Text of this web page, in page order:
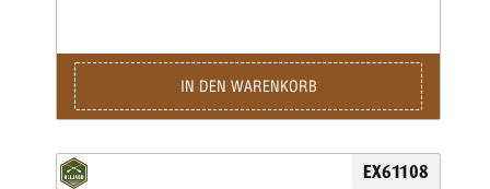
IN DEN WARENKORB
EX61108